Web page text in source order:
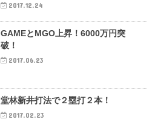
2017.12.24
GAMEとMGO上昇！6000万円突
破！
2017.06.23
堂林新井打法で２塁打２本！
2017.02.23